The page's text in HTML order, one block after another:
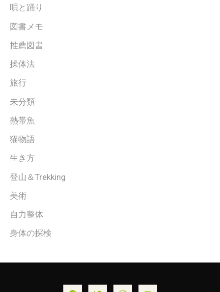
唄と踊り
図書メモ
推薦図書
操体法
旅行
未分類
熱帯魚
猫物語
生き方
登山＆Trekking
美術
自力整体
身体の探検